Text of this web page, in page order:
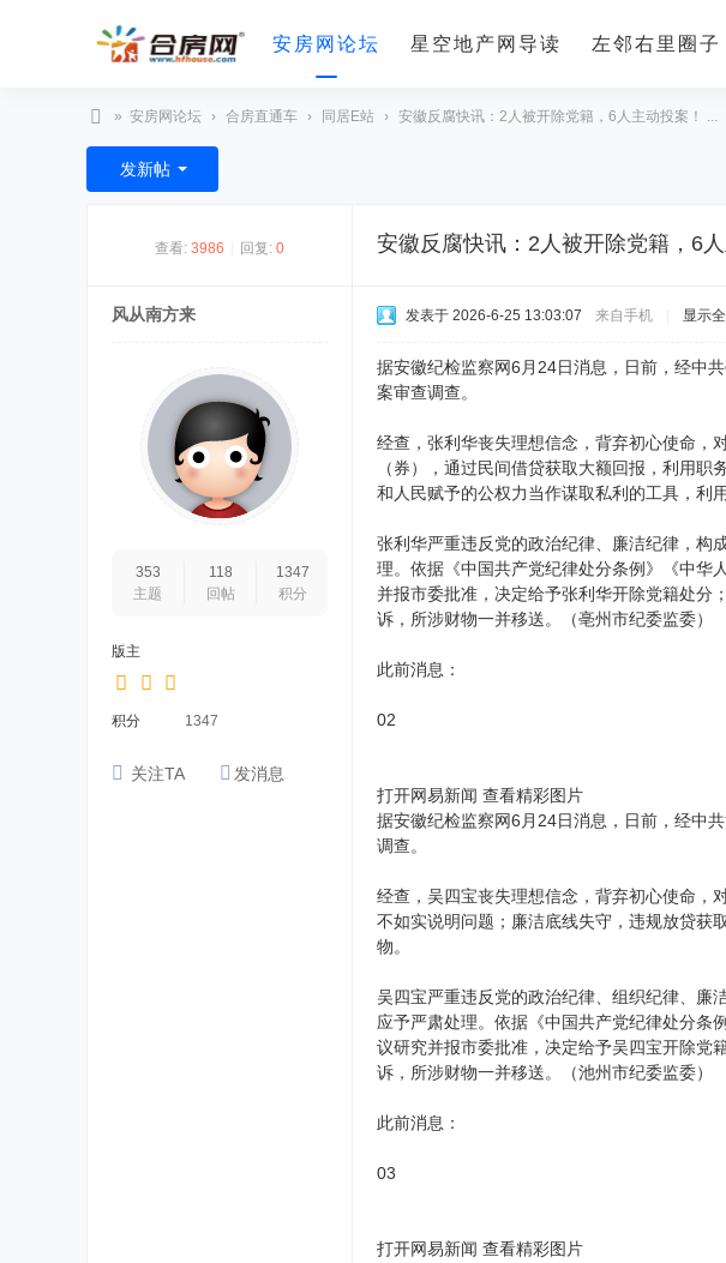
安房网论坛 星空地产网导读 左邻右里圈子
合
房
» 安房网论坛 › 合房直通车 › 同居E站 › 安徽反腐快讯：2人被开除党籍，6人主动投案！ ...
发新帖
查看: 3986 回复: 0 安徽反腐快讯：2人被开除党籍，6人
风从南方来
353
主题
118
回帖
1347
积分
版主
积分 1347
关注TA 发消息
发表于 2026-6-25 13:03:07 来自手机 显示
据安徽纪检监察网6月24日消息，日前，经中
案审查调查。
经查，张利华丧失理想信念，背弃初心使命，
（券），通过民间借贷获取大额回报，利用
和人民赋予的公权力当作谋取私利的工具，利
张利华严重违反党的政治纪律、廉洁纪律，构
理。依据《中国共产党纪律处分条例》《中华
并报市委批准，决定给予张利华开除党籍处分
诉，所涉财物一并移送。（亳州市纪委监委）
此前消息：
02
打开网易新闻 查看精彩图片
据安徽纪检监察网6月24日消息，日前，经中
调查。
经查，吴四宝丧失理想信念，背弃初心使命，
不如实说明问题；廉洁底线失守，违规放贷获
物。
吴四宝严重违反党的政治纪律、组织纪律、廉
应予严肃处理。依据《中国共产党纪律处分条
议研究并报市委批准，决定给予吴四宝开除党
诉，所涉财物一并移送。（池州市纪委监委）
此前消息：
03
打开网易新闻 查看精彩图片